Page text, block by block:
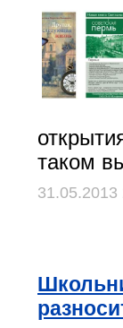
таком
31.05.2013